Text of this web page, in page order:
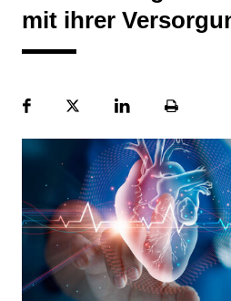
mit ihrer
FacebookPlattformLinekdInSeite